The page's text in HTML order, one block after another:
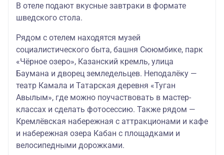
«Шаляпин Палас
(стандартный
номер
TWIN/DBL)
30.04.26
10.06.2026
18.06.2026-
30.09.2026
«Ногай» 4*
(стандартный
номер
TWIN/DBL)
30.04.26
14.05.2026-
10.06.2026
18.06.2026-
30.09.2026
33370 13370/
Отель «Корстон
Royal» 5* (номер
14.05.2026-
10.06.2026
В отеле подают вкусные завтраки в формате
шведского стола.
Рядом с отелем находятся музей
социалистического быта, башня Сююмбике, парк
«Чёрное озеро», Казанский кремль, улица
Баумана и дворец земледельцев. Неподалёку —
театр Камала и Татарская деревня «Туган
Авылым», где можно поучаствовать в мастер-
классах и сделать фотосессию. Также рядом —
Кремлёвская набережная с аттракционами и кафе
и набережная озера Кабан с площадками и
велосипедными дорожками.